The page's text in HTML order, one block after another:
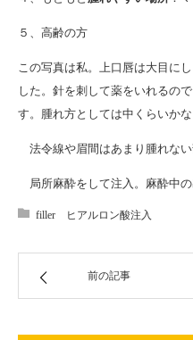
５、高齢の方
この写真は私。上口唇は大目に
した。針を刺して薬をいれるの
す。腫れ方としては中くらいか
法令線や眉間はあまり腫れない
局所麻酔をして注入。麻酔中の
filler ヒアルロン酸注入
前の記事